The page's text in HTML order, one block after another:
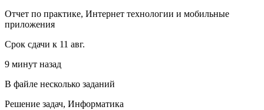
Отчет по практике, Интернет технологии и мобильные
приложения
Срок сдачи к 11 авг.
9 минут назад
В файле несколько заданий
Решение задач, Информатика